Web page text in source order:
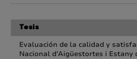
Tesis
Evaluación de la calidad y
Nacional d'Aigüestortes i Estany